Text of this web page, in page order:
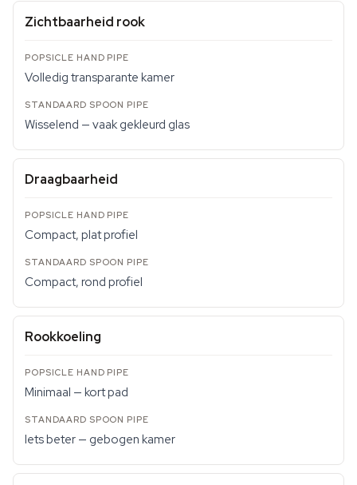
Zichtbaarheid rook
Volledig transparante kamer
Wisselend — vaak gekleurd glas
Draagbaarheid
Compact, plat profiel
Compact, rond profiel
Rookkoeling
Minimaal — kort pad
Iets beter — gebogen kamer